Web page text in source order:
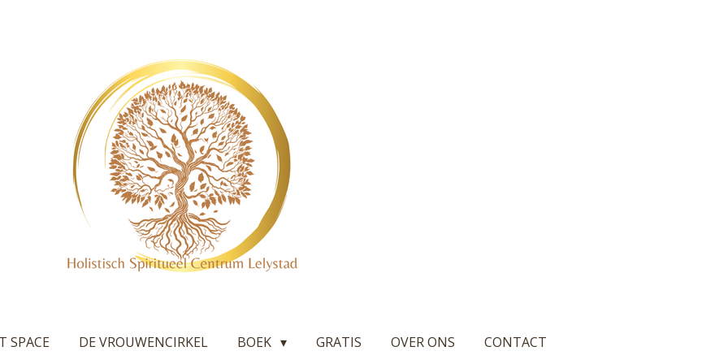
SPACE DE VROUWENCIRKEL BOEK GRATIS OVER ONS CONTACT